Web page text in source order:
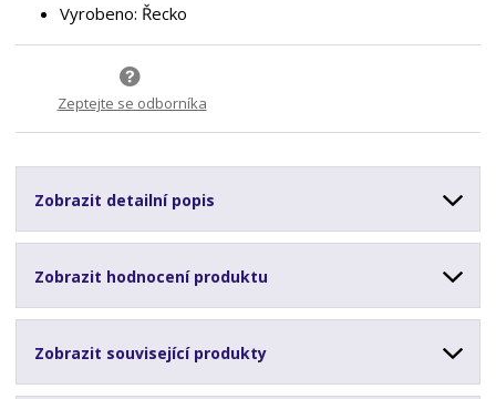
Vyrobeno: Řecko
Zeptejte se odborníka
Zobrazit detailní popis
Zobrazit hodnocení produktu
Zobrazit související produkty